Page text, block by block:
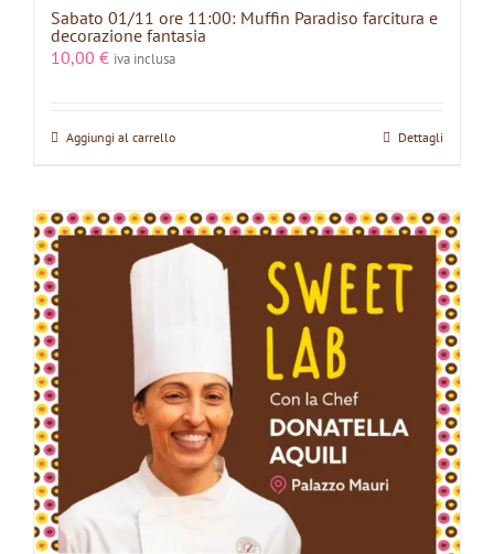
Sabato 01/11 ore 11:00: Muffin Paradiso farcitura e
decorazione fantasia
10,00 € iva inclusa
Aggiungi al carrello Dettagli